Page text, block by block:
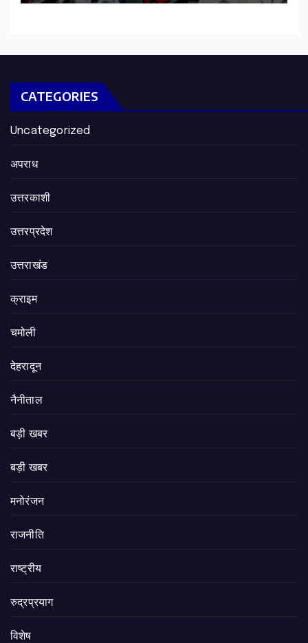
CATEGORIES
Uncategorized
अपराध
उत्तरकाशी
उत्तरप्रदेश
उत्तराखंड
क्राइम
चमोली
देहरादून
नैनीताल
बड़ी खबर
बड़ी खबर
मनोरंजन
राजनीति
राष्ट्रीय
रुद्रप्रयाग
विशेष